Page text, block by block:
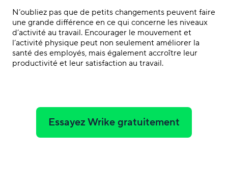
N’oubliez pas que de petits changements peuvent faire
une grande différence en ce qui concerne les niveaux
d’activité au travail. Encourager le mouvement et
l’activité physique peut non seulement améliorer la
santé des employés, mais également accroître leur
productivité et leur satisfaction au travail.
Essayez Wrike gratuitement